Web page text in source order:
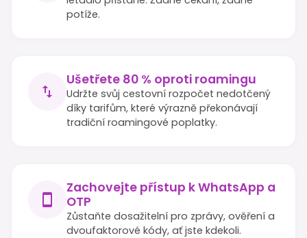
potíže.
Ušetřete 80 % oproti roamingu
Udržte svůj cestovní rozpočet nedotčený
díky tarifům, které výrazně překonávají
tradiční roamingové poplatky.
Zachovejte přístup k WhatsApp a
OTP
Zůstaňte dosažitelní pro zprávy, ověření a
dvoufaktorové kódy, ať jste kdekoli.